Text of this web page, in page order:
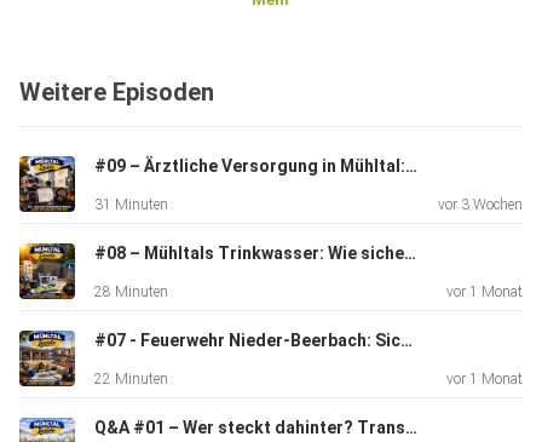
geplante Rasenerneuerung am Ende (inkl. rund 300.000
Kostenreduktion) bewusst nicht Teil des Pakets ist.
Wenn dir das Format gefällt: Folge MÜHLTAL INSIDE
überall, wo es
welche
Themen wir als Nächstes auf den Punkt bringen sollen. Wir
uns auf dich — und deine Meinung!
Weitere Episoden
#09 – Ärztliche Versorgung in Mühltal: Bleibt der Hausarzt vor Ort?
31 Minuten vor 3 Wochen
#08 – Mühltals Trinkwasser: Wie sicher ist unsere Versorgung?
28 Minuten vor 1 Monat
#07 - Feuerwehr Nieder-Beerbach: Sicherheit braucht Raum
22 Minuten vor 1 Monat
Q&A #01 – Wer steckt dahinter? Transparenz & Einordnung